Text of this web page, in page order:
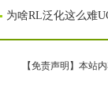
为啥RL泛化这么难
【免责声明】本站